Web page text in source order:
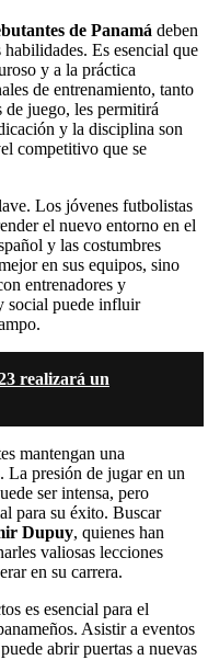
de Panamá deben
Es esencial que
y a la práctica
de entrenamiento, tanto
de juego, les permitirá
y la disciplina son
competitivo que se
Los jóvenes futbolistas
el nuevo entorno en el
y las costumbres
en sus equipos, sino
entrenadores y
social puede influir
realizará un
mantengan una
La presión de jugar en un
ser intensa, pero
para su éxito. Buscar
Dupuy, quienes han
valiosas lecciones
en su carrera.
es esencial para el
Asistir a eventos
abrir puertas a nuevas